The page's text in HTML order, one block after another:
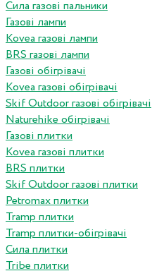
Сила газові пальники
Газові лампи
Kovea газові лампи
BRS газові лампи
Газові обігрівачі
Kovea газові обігрівачі
Skif Outdoor газові обігрівачі
Naturehike обігрівачі
Газові плитки
Kovea газові плитки
BRS плитки
Skif Outdoor газові плитки
Petromax плитки
Tramp плитки
Tramp плитки-обігрівачі
Сила плитки
Tribe плитки